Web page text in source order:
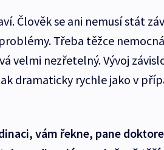
Člověk se ani nemusí stát
Třeba těžce
velmi nezřetelný. Vývoj
dramaticky rychle jako v
vám řekne, pane